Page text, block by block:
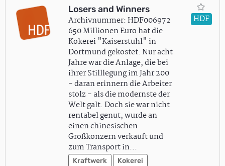
Losers and Winners
Archivnummer: HDF006972
650 Millionen Euro hat die
Kokerei "Kaiserstuhl" in
Dortmund gekostet. Nur acht
Jahre war die Anlage, die bei
ihrer Stilllegung im Jahr 200
- daran erinnern die Arbeiter
stolz - als die modernste der
Welt galt. Doch sie war nicht
rentabel genut, wurde an
einen chinesischen
Großkonzern verkauft und
zum Transport in…
Kraftwerk
Kokerei
HDF